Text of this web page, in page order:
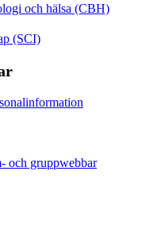
och hälsa (CBH)
(SCI)
och gruppwebbar